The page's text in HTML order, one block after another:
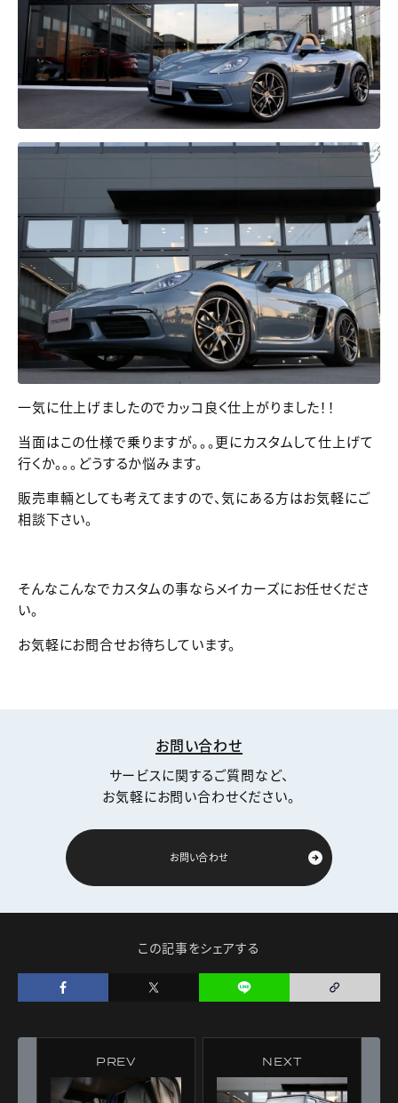
一気に仕上げましたのでカッコ良く仕上がりました！！
当面はこの仕様で乗りますが。。。更にカスタムして仕上げて
行くか。。。どうするか悩みます。
販売車輛としても考えてますので、気にある方はお気軽にご
相談下さい。
そんなこんなでカスタムの事ならメイカーズにお任せくださ
い。
お気軽にお問合せお待ちしています。
お問い合わせ
サービスに関するご質問など、
お気軽にお問い合わせください。
お問い合わせ
この記事をシェアする
PREV NEXT